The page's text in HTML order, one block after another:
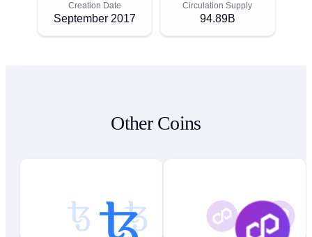
Creation Date
September 2017
Circulation Supply
94.89B
Other Coins